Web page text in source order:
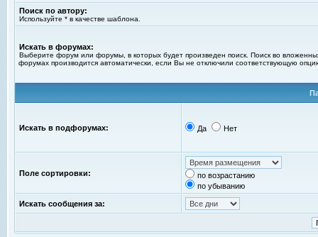
Поиск по автору:
Используйте * в качестве шаблона.
Искать в форумах:
Выберите форум или форумы, в которых будет произведен поиск. Поиск во
форумах производится автоматически, если Вы не отключили соответствующую
Искать в подфорумах: Да Нет
Поле сортировки:
по возрастанию
по убыванию
Искать сообщения за: